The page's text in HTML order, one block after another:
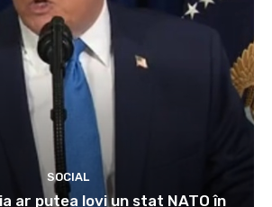
SOCIAL
ar putea lovi un stat NATO în